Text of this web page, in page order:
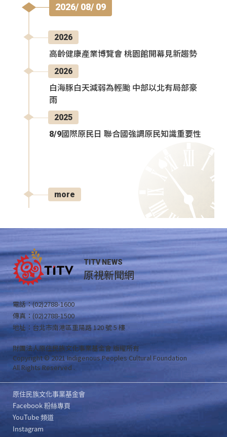
2026/ 08/ 09
2026
高齡健康產業博覽會 桃園館開幕見新趨勢
2026
白海豚白天減弱為輕颱 中部以北有局部豪
雨
2025
8/9國際原民日 聯合國強調原民知識重要性
more
TITV NEWS
原視新聞網
電話：(02)2788-1600
傳真：(02)2788-1500
地址：台北市南港區重陽路 120 號 5 樓
財團法人原住民族文化事業基金會 版權所有
Copyright © 2021 Indigenous Peoples Cultural Foundation
All Rights Reserved .
原住民族文化事業基金會
Facebook 粉絲專頁
YouTube 頻道
Instagram